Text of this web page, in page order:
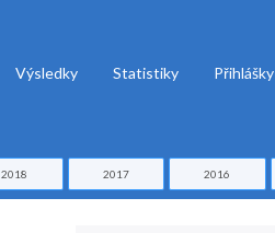
Výsledky Statistiky Přihlášky
2018 2017 2016